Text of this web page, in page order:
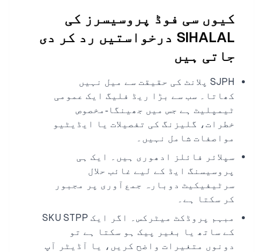
کیوں سی فوڈ پروسیسرز کی
SIHALAL درخواستیں رد کر دی
جاتی ہیں
SJPH پلانٹ کی حقیقت سے میل نہیں
کھاتا۔ سب سے بڑا ریڈ فلیگ ایک عمومی
ٹیمپلیٹ ہے جس میں جھینگا‑مخصوص
خطرات، گلیزنگ کی تفصیلات یا ایڈیٹیو
مواصفات شامل نہیں۔
سپلائر فائلز ادھوری ہیں۔ ایک ہی
پروسیسنگ ایڈ کے لیے غائب حلال
سرٹیفیکیٹ دوبارہ جمع آوری پر مجبور
کر سکتا ہے۔
مبہم پروڈکٹ میٹرکس۔ اگر ایک SKU STPP
کے ساتھ یا بغیر پیک ہو سکتا ہے تو
دونوں متغیرات واضح کریں، یا آڈیٹر آپ